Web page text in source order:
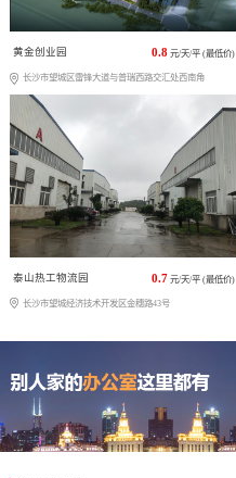
黄金创业园 0.8 元/天/平 (最低价)
长沙市望城区雷锋大道与普瑞西路交汇处西南角
泰山热工物流园 0.7 元/天/平 (最低价)
长沙市望城经济技术开发区金穗路43号